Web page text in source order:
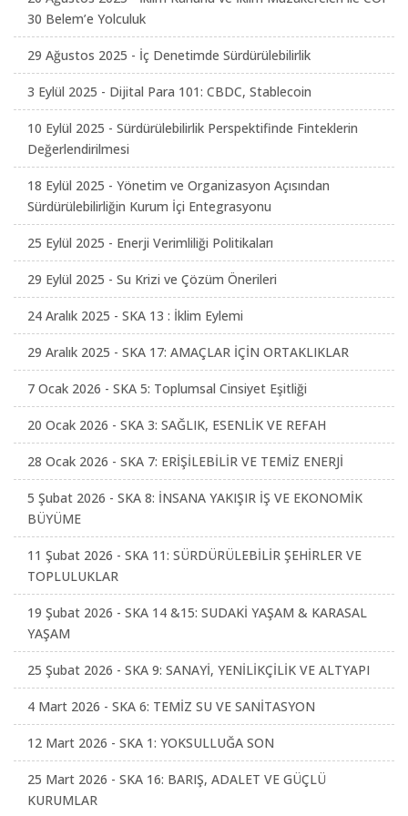
30 Belem’e Yolculuk
29 Ağustos 2025 - İç Denetimde Sürdürülebilirlik
3 Eylül 2025 - Dijital Para 101: CBDC, Stablecoin
10 Eylül 2025 - Sürdürülebilirlik Perspektifinde Finteklerin
Değerlendirilmesi
18 Eylül 2025 - Yönetim ve Organizasyon Açısından
Sürdürülebilirliğin Kurum İçi Entegrasyonu
25 Eylül 2025 - Enerji Verimliliği Politikaları
29 Eylül 2025 - Su Krizi ve Çözüm Önerileri
24 Aralık 2025 - SKA 13 : İklim Eylemi
29 Aralık 2025 - SKA 17: AMAÇLAR İÇİN ORTAKLIKLAR
7 Ocak 2026 - SKA 5: Toplumsal Cinsiyet Eşitliği
20 Ocak 2026 - SKA 3: SAĞLIK, ESENLİK VE REFAH
28 Ocak 2026 - SKA 7: ERİŞİLEBİLİR VE TEMİZ ENERJİ
5 Şubat 2026 - SKA 8: İNSANA YAKIŞIR İŞ VE EKONOMİK
BÜYÜME
11 Şubat 2026 - SKA 11: SÜRDÜRÜLEBİLİR ŞEHİRLER VE
TOPLULUKLAR
19 Şubat 2026 - SKA 14 &15: SUDAKİ YAŞAM & KARASAL
YAŞAM
25 Şubat 2026 - SKA 9: SANAYİ, YENİLİKÇİLİK VE ALTYAPI
4 Mart 2026 - SKA 6: TEMİZ SU VE SANİTASYON
12 Mart 2026 - SKA 1: YOKSULLUĞA SON
25 Mart 2026 - SKA 16: BARIŞ, ADALET VE GÜÇLÜ
KURUMLAR